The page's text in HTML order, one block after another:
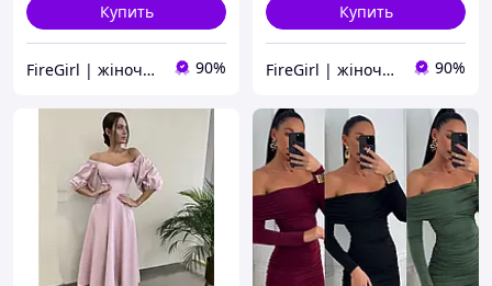
Купить
FireGirl | жіночий одяг 90%
Купить
FireGirl | жіночий одяг 90%